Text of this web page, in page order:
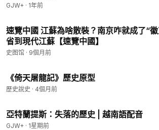
GJW+ · 1年前
速覽中國 江蘇為啥散裝？南京咋就成了“
省到現代江蘇【速覽中國】
史图馆 · 9個月前
《倚天屠龍記》歷史原型
歷史說史 · 4個月前
亞特蘭提斯：失落的歷史 | 越南語配音
GJW+ · 1星期前